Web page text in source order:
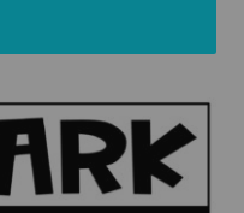
UNDERMENY
UTVID
UNDERMENY